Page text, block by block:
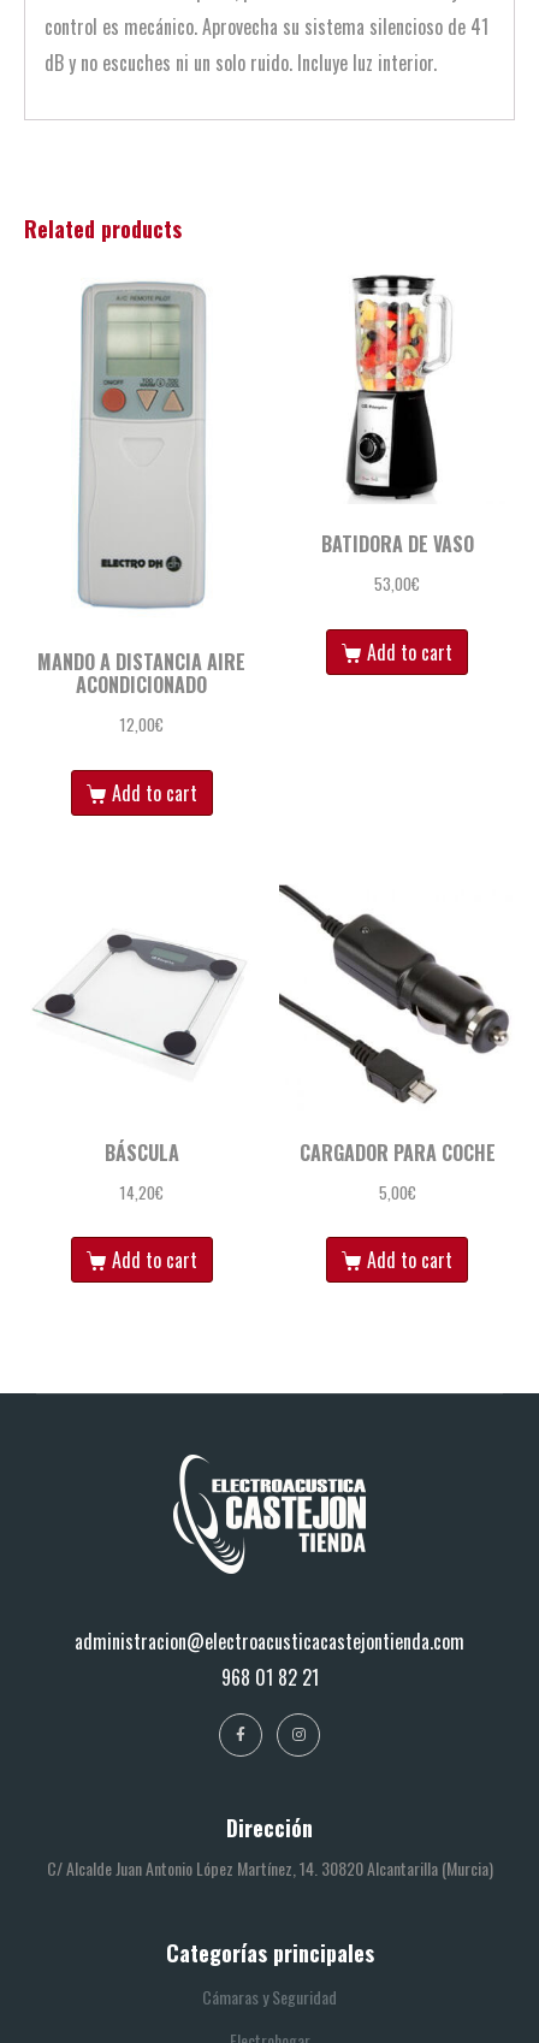
control es mecánico. Aprovecha su sistema silencioso de 41
dB y no escuches ni un solo ruido. Incluye luz interior.
Related products
MANDO A DISTANCIA AIRE
ACONDICIONADO
12,00€
Add to cart
BATIDORA DE VASO
53,00€
Add to cart
BÁSCULA
14,20€
Add to cart
CARGADOR PARA COCHE
5,00€
Add to cart
administracion@electroacusticacastejontienda.com
968 01 82 21
Dirección
C/ Alcalde Juan Antonio López Martínez, 14. 30820 Alcantarilla (Murcia)
Categorías principales
Cámaras y Seguridad